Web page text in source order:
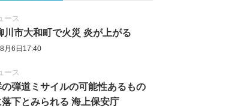
ース
川市大和町で火災 炎が上がる
月6日17:40
ース
弾道ミサイルの可能性あるもの
下とみられる 海上保安庁